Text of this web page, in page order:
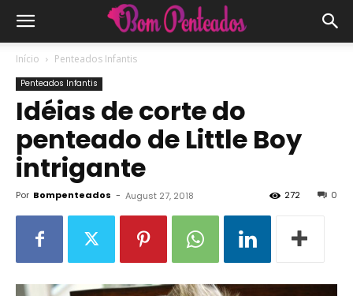
Início Penteados Infantis
Penteados Infantis
Idéias de corte do
penteado de Little Boy
intrigante
Por Bompenteados - August 27, 2018 0
272